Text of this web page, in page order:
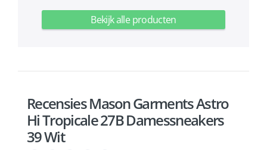
Bekijk alle producten
Recensies Mason Garments Astro
Hi Tropicale 27B Damessneakers
39 Wit